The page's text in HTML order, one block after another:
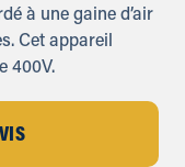
à une gaine d’air
Cet appareil
400V.